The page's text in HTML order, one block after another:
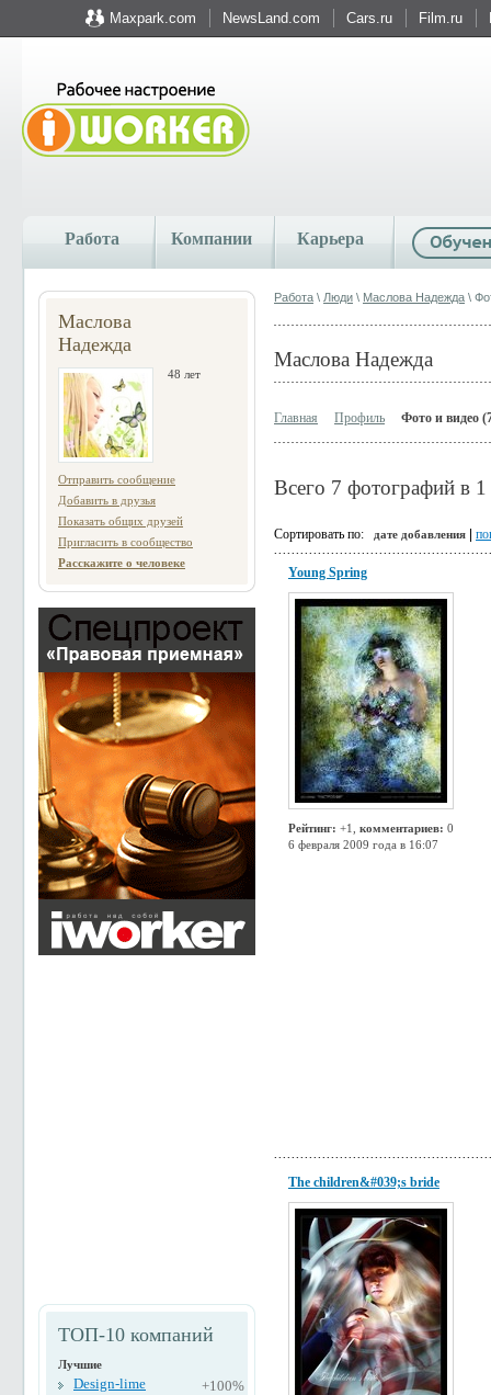
Maxpark.com NewsLand.com Cars.ru Film.ru
Работа Компании Карьера
Маслова
Надежда
48 лет
Отправить сообщение
Добавить в друзья
Показать общих друзей
Пригласить в сообщество
Расскажите о человеке
ТОП-10 компаний
Лучшие
Design-lime
+100%
Работа \ Люди \ Маслова Надежда \
Маслова Надежда
Главная Профиль Фото и видео
Всего 7 фотографий в
Сортировать по: дате добавления
Young Spring
Рейтинг: +1, комментариев: 0
6 февраля 2009 года в 16:07
The children&#039;s bride